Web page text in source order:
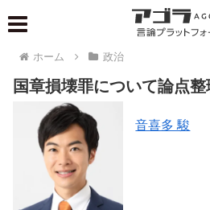
ホーム 政治
国章損壊罪について論点整
音喜多 駿